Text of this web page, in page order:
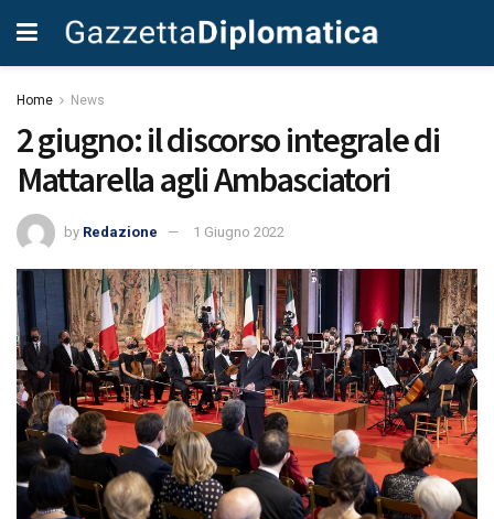
Home News
2 giugno: il discorso integrale di
Mattarella agli Ambasciatori
by Redazione 1 Giugno 2022